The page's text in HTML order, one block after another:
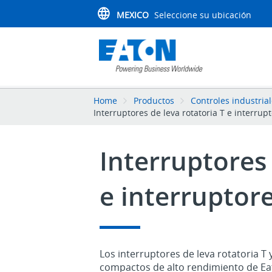
MEXICO Seleccione su ubicación
Home Productos
Controles
Interruptores de leva rotatoria T e
e
Los interruptores de leva rotatoria
compactos de alto rendimiento de